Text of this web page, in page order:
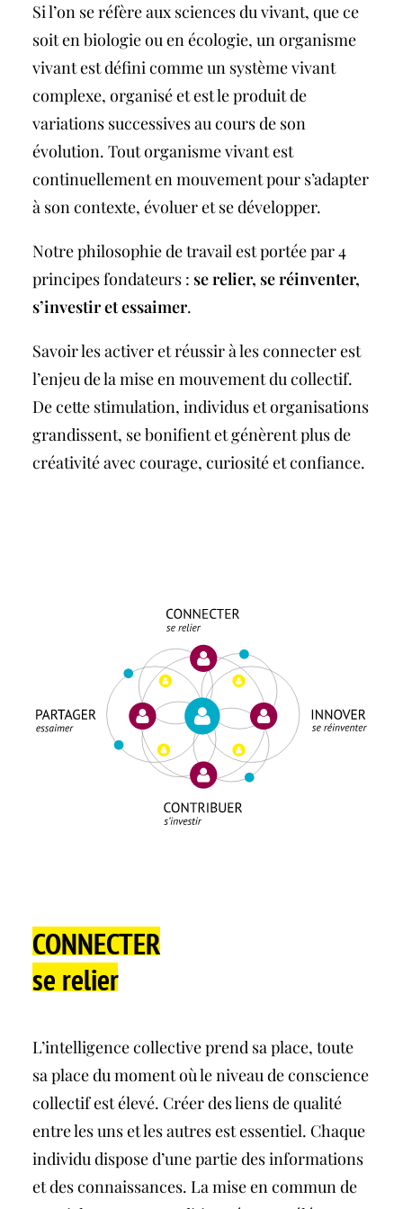
Si l’on se réfère aux sciences du vivant, que ce
soit en biologie ou en écologie, un organisme
vivant est défini comme un système vivant
complexe, organisé et est le produit de
variations successives au cours de son
évolution. Tout organisme vivant est
continuellement en mouvement pour s’adapter
à son contexte, évoluer et se développer.
Notre philosophie de travail est portée par 4
principes fondateurs : se relier, se réinventer,
s’investir et essaimer.
Savoir les activer et réussir à les connecter est
l’enjeu de la mise en mouvement du collectif.
De cette stimulation, individus et organisations
grandissent, se bonifient et génèrent plus de
créativité avec courage, curiosité et confiance.
CONNECTER
se relier
L’intelligence collective prend sa place, toute
sa place du moment où le niveau de conscience
collectif est élevé. Créer des liens de qualité
entre les uns et les autres est essentiel. Chaque
individu dispose d’une partie des informations
et des connaissances. La mise en commun de